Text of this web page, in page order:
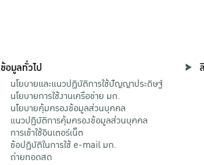
ข้อมูลทั่วไป
นโยบายและแนวปฏิบัติการใช้ปัญญาประดิษฐ์
นโยบายการใช้งานเครือข่าย มก.
นโยบายคุ้มครองข้อมูลส่วนบุคคล
แนวปฏิบัติการคุ้มครองข้อมูลส่วนบุคคล
การเข้าใช้อินเตอร์เน็ต
ข้อปฏิบัติในการใช้ e-mail มก.
ถ่ายทอดสด